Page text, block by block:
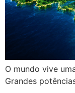
O mundo vive
Grandes